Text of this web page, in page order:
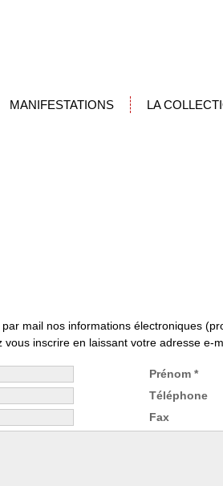
MANIFESTATIONS LA
mail nos informations électroniques
inscrire en laissant votre adresse e-
Prénom *
Téléphone
Fax